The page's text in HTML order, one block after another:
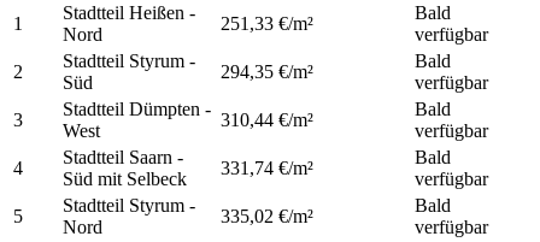
1
Stadtteil Heißen -
Nord
251,33 €/m²
Bald
verfügbar
2
Stadtteil Styrum -
Süd
294,35 €/m²
Bald
verfügbar
3
Stadtteil Dümpten -
West
310,44 €/m²
Bald
verfügbar
4
Stadtteil Saarn -
Süd mit Selbeck
331,74 €/m²
Bald
verfügbar
5
Stadtteil Styrum -
Nord
335,02 €/m²
Bald
verfügbar